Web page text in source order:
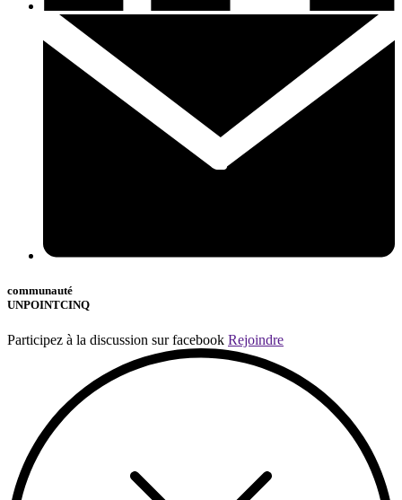
communauté
UNPOINTCINQ
Participez à la discussion sur facebook Rejoindre